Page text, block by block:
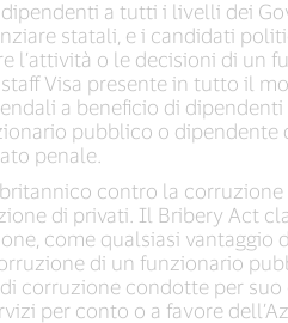
a tutti i livelli dei
statali, e i candidati
o le decisioni di un
Visa presente in tutto il
a beneficio di
pubblico o
penale.
contro la corruzione
di privati. Il Bribery Act
come qualsiasi
di un funzionario
corruzione condotte per
per conto o a favore